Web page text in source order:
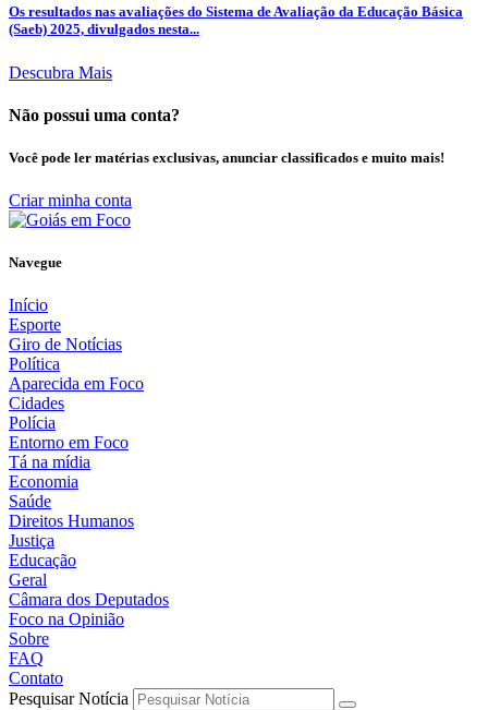
Os resultados nas avaliações do Sistema de Avaliação da Educação Básica
(Saeb) 2025, divulgados nesta...
Descubra Mais
Não possui uma conta?
Você pode ler matérias exclusivas, anunciar classificados e muito mais!
Criar minha conta
Navegue
Início
Esporte
Giro de Notícias
Política
Aparecida em Foco
Cidades
Polícia
Entorno em Foco
Tá na mídia
Economia
Saúde
Direitos Humanos
Justiça
Educação
Geral
Câmara dos Deputados
Foco na Opinião
Sobre
FAQ
Contato
Pesquisar Notícia